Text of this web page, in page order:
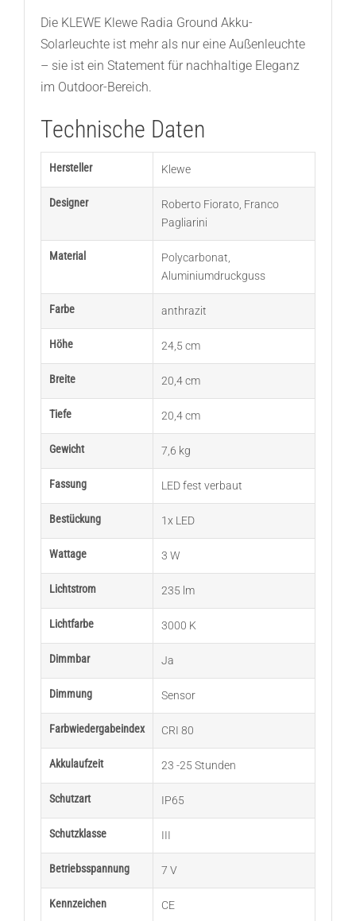
Die KLEWE Klewe Radia Ground Akku-
Solarleuchte ist mehr als nur eine Außenleuchte
– sie ist ein Statement für nachhaltige Eleganz
im Outdoor-Bereich.
Technische Daten
Hersteller Klewe
Designer Roberto Fiorato, Franco
Pagliarini
Material Polycarbonat
Aluminiumdruckguss
Farbe anthrazit
Höhe 24,5 cm
Breite 20,4 cm
Tiefe 20,4 cm
Gewicht 7,6 kg
Fassung LED fest verbaut
Bestückung 1x LED
Wattage 3 W
Lichtstrom 235 lm
Lichtfarbe 3000 K
Dimmbar Ja
Dimmung Sensor
Farbwiedergabeindex CRI 80
Akkulaufzeit 23 -25 Stunden
Schutzart IP65
Schutzklasse III
Betriebsspannung 7 V
Kennzeichen CE